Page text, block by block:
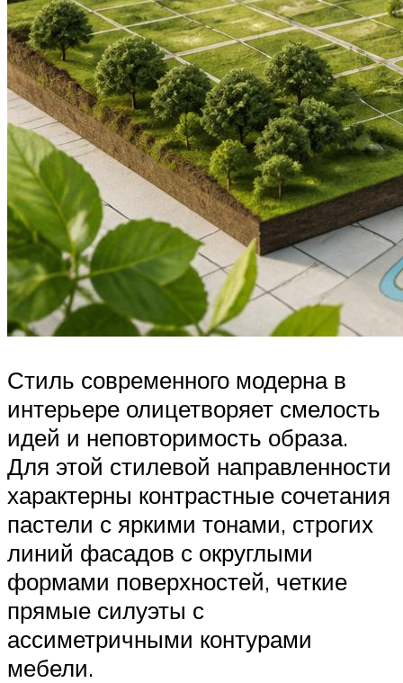
Стиль современного модерна в
интерьере олицетворяет смелость
идей и неповторимость образа.
Для этой стилевой направленности
характерны контрастные сочетания
пастели с яркими тонами, строгих
линий фасадов с округлыми
формами поверхностей, четкие
прямые силуэты с
ассиметричными контурами
мебели.